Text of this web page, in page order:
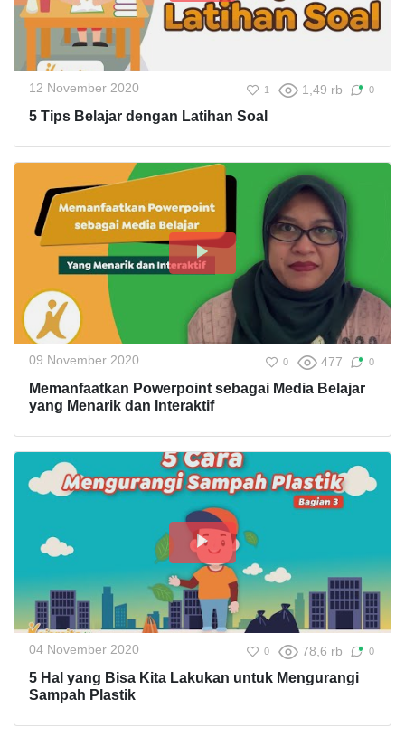
12 November 2020 1 1,49 rb 0
5 Tips Belajar dengan Latihan Soal
09 November 2020 0 477 0
Memanfaatkan Powerpoint sebagai Media Belajar
yang Menarik dan Interaktif
04 November 2020 0 78,6 rb 0
5 Hal yang Bisa Kita Lakukan untuk Mengurangi
Sampah Plastik